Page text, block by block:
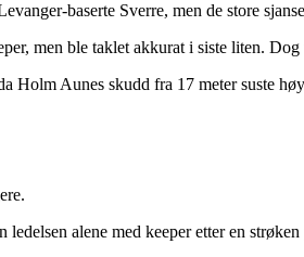
baserte Sverre, men de store
men ble taklet akkurat i siste liten.
Holm Aunes skudd fra 17 meter suste
alene med keeper etter en